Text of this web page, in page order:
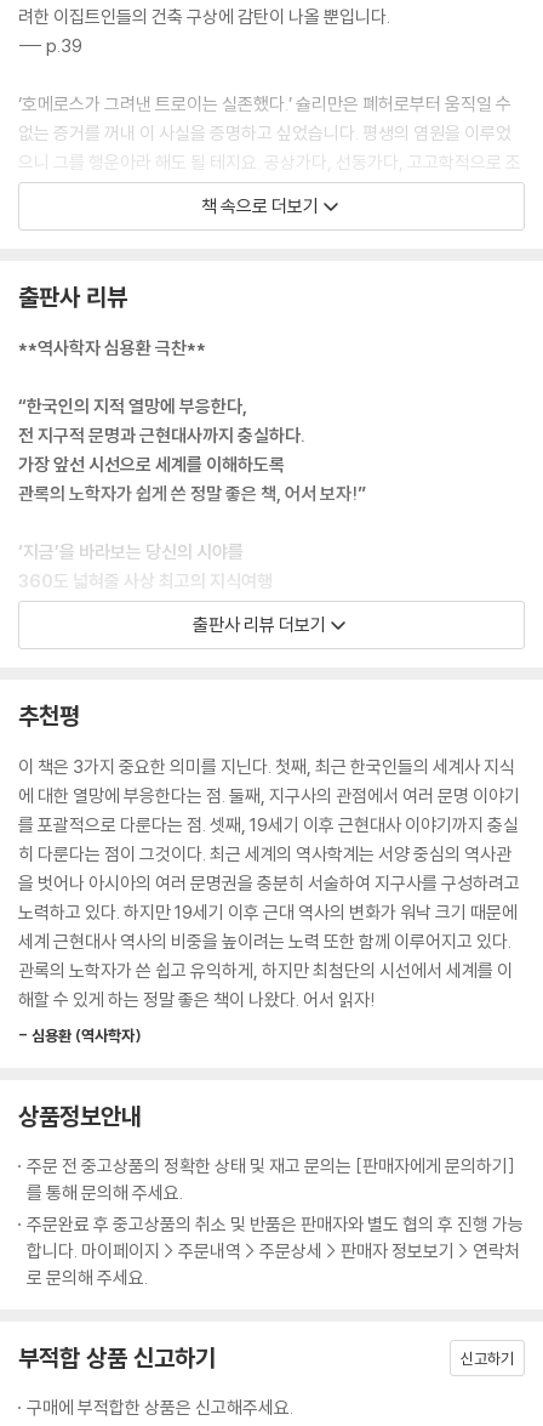
대두 91. 히틀러의 뮌헨 봉기 92. 제2차 세계대전의 발발 93. 아시아와 아
프리카의 독립 94. 차가운 전쟁 95. 얼음이 녹는 계절 96. 시오니즘의 다
· 한눈에 보는 20세기 세계
100. 두 번의 세기말
려한 이집트인들의 건축 구상에 감탄이 나올 뿐입니다.
--- p.39
‘호메로스가 그려낸 트로이는 실존했다.’ 슐리만은 폐허로부터 움직일 수
없는 증거를 꺼내 이 사실을 증명하고 싶었습니다. 평생의 염원을 이루었
으니 그를 행운아라 해도 될 테지요. 공상가다, 선동가다, 고고학적으로 조
잡하다 등등 후세의 평가는 반드시 좋지만은 않지만, 발견이나 발명 분야
에서는 먼저 머릿속에 이미지를 떠올리는 일이 중요합니다.
농민 반란은 자주 일어나는 일입니다. 하지만 왕조를 전복시키는 방아쇠가
될 수준의 농민 반란은, 중국을 제외하고는 세계적으로 그 예를 찾기 힘듭
--- p.201
‘파문’이라는 말은 현대에 사는 우리에게는 잘 와 닿지 않지요. 그러나 당시
황제나 국왕이 파문당하면 가신들은 왕에게 더 이상 충성을 다할 필요가
없고 일반 시민들은 그가 죽어도 장례를 치러주지 않았습니다. 영어로 파
문을 ‘Excommunication’이라 합니다. 이는 공동체communion에서 추
방한다ex-는 뜻입니다.
--- p.284
카를 5세는 십자군 정신을 유럽 각국에 고취시키려 했지만 아무도 상대해
람교 국가와도 동맹 맺는 것을 꺼리지 않았습니다. 국익의 추구가 근대 국
--- p.369
그 시절에 77세까지 산다는 건 어려운 일입니다. 루이 14세가 장수할 수
있던 이유는 따지고 보면 몸이 건강했기 때문입니다. 제멋대로 살았을 것
같아도 자신을 엄격하게 단속하고 있었으며 질서와 규율이 베르사유 궁정
생활을 일관되게 만들었습니다. 더 넓게 말하면, 이것은 프랑스 정신의 발
현입니다.
--- p.397
불과 반세기 전인 엘리자베스 시대는 국민의 의욕이 타오르고 무엇에든 명
에 언제까지나 눌려 있을 수 없는 것이 바로 인간의 마음 아닐까요?
--- p.444
책 속으로 더보기
출판사 리뷰
**역사학자 심용환 극찬**
“한국인의 지적 열망에 부응한다,
전 지구적 문명과 근현대사까지 충실하다.
가장 앞선 시선으로 세계를 이해하도록
관록의 노학자가 쉽게 쓴 정말 좋은 책, 어서 보자!”
‘지금’을 바라보는 당신의 시야를
360도 넓혀줄 사상 최고의 지식여행
세계사의 흐름을 이해하려는 열망은 요즘 한국인들 사이에서 특히 높아지
상은 남 일처럼 볼 수 없다는 점과 현재의 문제들이 과거의 역사적 맥락에
서 비롯된다는 사실을 점점 더 깨닫고 있기 때문이다. 또한, 해외 여행과 문
화 체험이 일상이 되면서 낯선 도시의 유적을 앞에 두고 과거를 알지 못해
머뭇거리는 경험도 흔해졌다.
이런 시대적 흐름 속에서 세계사는 학창시절의 선택 과목을 넘어 실생활과
직결된 살아 있는 지식으로 주목받고 있다. 작가 리처드 폴 에반스는 “세계
사를 공부할수록 인간이 얼마나 변하지 않았는지 깨닫는다. 새로운 대본은
없고 배우가 다를 뿐이다”라고 말했다. 그 말처럼 《인생 처음으로 세계사
가 재밌다》는 눈앞의 현실을 역사적 관점에서 조망할 수 있도록 당신의 시
중 심리에 휩쓸렸고 정치가의 선동이 이를 부추겼다. 저자는 이것이야말로
‘패권이 아테네로부터 떠나간 결정적 이유’라 짚는다. 토론 프로그램의 개
수가 줄어들고 앞다퉈 여론을 선점하려는 오늘날의 모습과 놀랍도록 닮아
있다.
중요한 경제적 시사점도 얻게 된다. 역사적으로 경기 불황이 닥쳤을 때 선
진국은 자국 보호주의로 돌아섰다. 세계 지도자를 자처했으나 막상 위기에
다. 저러한 대처조차 할 수 없던 후진 자본주의 국가들이 결국 침략과 전쟁
으로 살 길을 모색한 사실은 보호주의가 대두하는 지금의 흐름을 신중히
되돌아보게 만든다.
출판사 리뷰 더보기
추천평
이 책은 3가지 중요한 의미를 지닌다. 첫째, 최근 한국인들의 세계사 지식
에 대한 열망에 부응한다는 점. 둘째, 지구사의 관점에서 여러 문명 이야기
를 포괄적으로 다룬다는 점. 셋째, 19세기 이후 근현대사 이야기까지 충실
히 다룬다는 점이 그것이다. 최근 세계의 역사학계는 서양 중심의 역사관
을 벗어나 아시아의 여러 문명권을 충분히 서술하여 지구사를 구성하려고
노력하고 있다. 하지만 19세기 이후 근대 역사의 변화가 워낙 크기 때문에
세계 근현대사 역사의 비중을 높이려는 노력 또한 함께 이루어지고 있다.
관록의 노학자가 쓴 쉽고 유익하게, 하지만 최첨단의 시선에서 세계를 이
해할 수 있게 하는 정말 좋은 책이 나왔다. 어서 읽자!
- 심용환 (역사학자)
상품정보안내
주문 전 중고상품의 정확한 상태 및 재고 문의는 [판매자에게 문의하기]
를 통해 문의해 주세요.
주문완료 후 중고상품의 취소 및 반품은 판매자와 별도 협의 후 진행 가능
합니다. 마이페이지 > 주문내역 > 주문상세 > 판매자 정보보기 > 연락처
로 문의해 주세요.
부적합 상품 신고하기 신고하기
구매에 부적합한 상품은 신고해주세요.